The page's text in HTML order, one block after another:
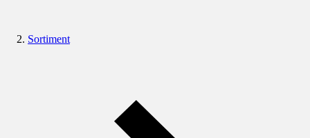
Sortiment